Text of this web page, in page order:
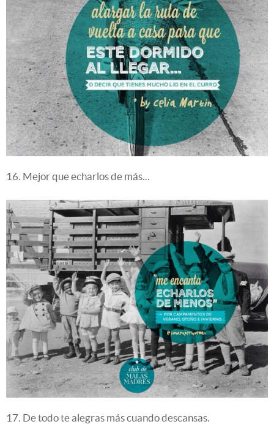
16. Mejor que echarlos de más...
17. De todo te alegras más cuando descansas.